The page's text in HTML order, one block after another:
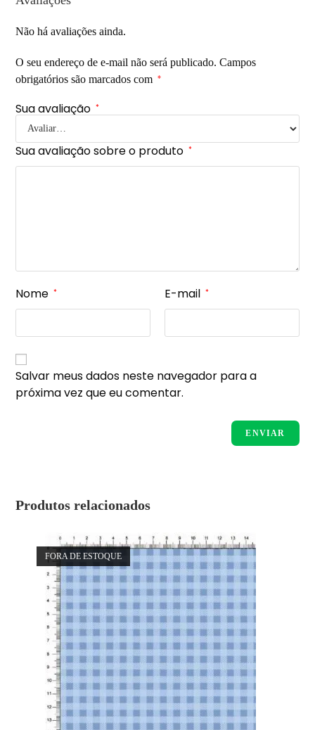
Não há avaliações ainda.
O seu endereço de e-mail não será publicado. Campos
obrigatórios são marcados com
*
Sua avaliação *
Sua avaliação sobre o produto *
Nome * E-mail *
Salvar meus dados neste navegador para a
próxima vez que eu comentar.
Produtos relacionados
FORA DE ESTOQUE